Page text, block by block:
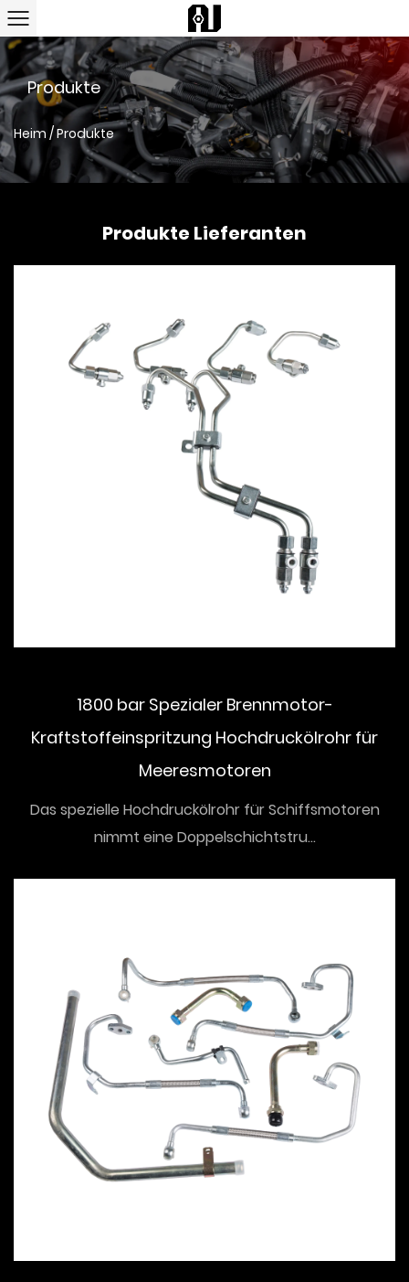
Produkte
Heim /Produkte
Produkte Lieferanten
1800 bar Spezialer Brennmotor-
Kraftstoffeinspritzung Hochdruckölrohr für
Meeresmotoren
Das spezielle Hochdruckölrohr für Schiffsmotoren
nimmt eine Doppelschichtstru...